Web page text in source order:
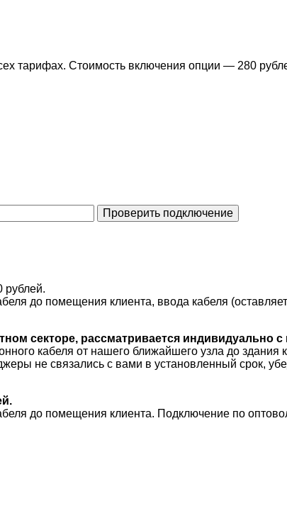
тарифах. Стоимость включения опции — 280
Проверить подключение
до помещения клиента, ввода кабеля
секторе, рассматривается индивидуально
кабеля от нашего ближайшего узла до здания
не связались с вами в установленный срок,
до помещения клиента. Подключение по